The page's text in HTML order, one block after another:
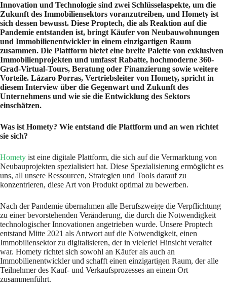
Innovation und Technologie sind zwei Schlüsselaspekte, um die
Zukunft des Immobiliensektors voranzutreiben, und Homety ist
sich dessen bewusst. Diese Proptech, die als Reaktion auf die
Pandemie entstanden ist, bringt Käufer von Neubauwohnungen
und Immobilienentwickler in einem einzigartigen Raum
zusammen. Die Plattform bietet eine breite Palette von exklusiven
Immobilienprojekten und umfasst Rabatte, hochmoderne 360-
Grad-Virtual-Tours, Beratung oder Finanzierung sowie weitere
Vorteile. Lázaro Porras, Vertriebsleiter von Homety, spricht in
diesem Interview über die Gegenwart und Zukunft des
Unternehmens und wie sie die Entwicklung des Sektors
einschätzen.
Was ist Homety? Wie entstand die Plattform und an wen richtet
sie sich?
Homety ist eine digitale Plattform, die sich auf die Vermarktung von
Neubauprojekten spezialisiert hat. Diese Spezialisierung ermöglicht es
uns, all unsere Ressourcen, Strategien und Tools darauf zu
konzentrieren, diese Art von Produkt optimal zu bewerben.
Nach der Pandemie übernahmen alle Berufszweige die Verpflichtung
zu einer bevorstehenden Veränderung, die durch die Notwendigkeit
technologischer Innovationen angetrieben wurde. Unsere Proptech
entstand Mitte 2021 als Antwort auf die Notwendigkeit, einen
Immobiliensektor zu digitalisieren, der in vielerlei Hinsicht veraltet
war. Homety richtet sich sowohl an Käufer als auch an
Immobilienentwickler und schafft einen einzigartigen Raum, der alle
Teilnehmer des Kauf- und Verkaufsprozesses an einem Ort
zusammenführt.